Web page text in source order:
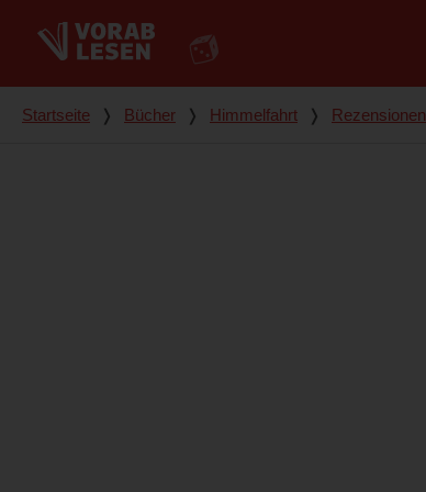
Du bist hier
Startseite ❭ Bücher ❭ Himmelfahrt ❭ Rezensionen